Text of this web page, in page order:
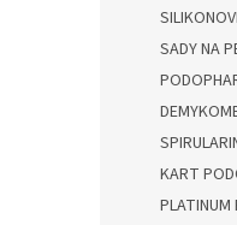
SADY NA
KART